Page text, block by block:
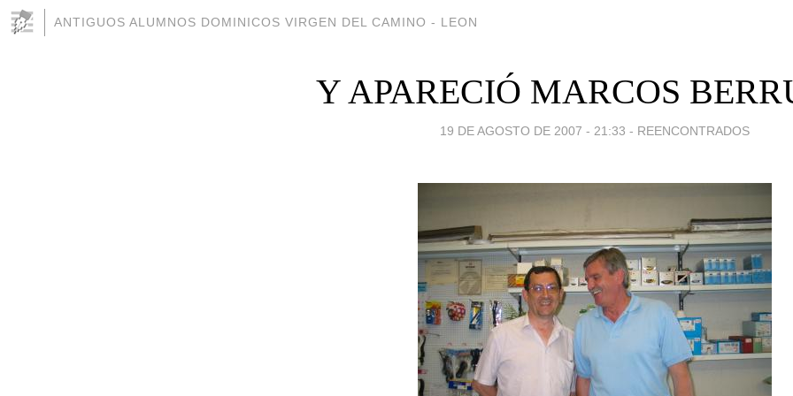
ANTIGUOS ALUMNOS DOMINICOS VIRGEN DEL CAMINO - LEON
Y APARECIÓ MARCOS
19 DE AGOSTO DE 2007 - 21:33 - REENCONTRADOS